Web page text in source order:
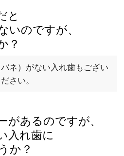
と
いのですが、
？
ネ）がない入れ歯もござい
さい。
があるのですが、
入れ歯に
か？